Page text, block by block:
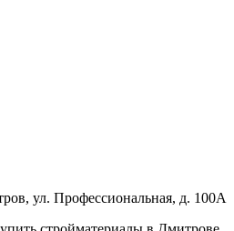
ул. Профессиональная, д. 100А